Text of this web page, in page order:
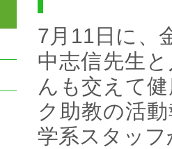
7月11日に、
中志信先生
んも交えて
ク助教の活
学系スタッ